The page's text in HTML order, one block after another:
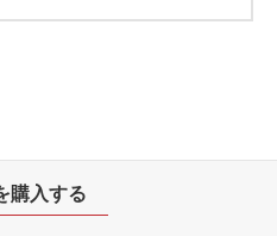
購入する